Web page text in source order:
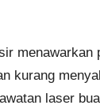
menawarkan
kurang
laser